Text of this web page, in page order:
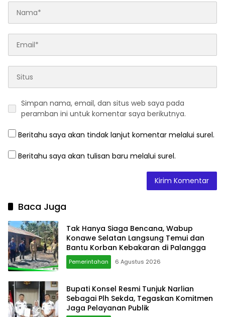
Simpan nama, email, dan situs web saya pada
peramban ini untuk komentar saya berikutnya.
Beritahu saya akan tindak lanjut komentar melalui surel.
Beritahu saya akan tulisan baru melalui surel.
Baca Juga
Tak Hanya Siaga Bencana, Wabup
Konawe Selatan Langsung Temui dan
Bantu Korban Kebakaran di Palangga
Pemerintahan 6 Agustus 2026
Bupati Konsel Resmi Tunjuk Narlian
Sebagai Plh Sekda, Tegaskan Komitmen
Jaga Pelayanan Publik